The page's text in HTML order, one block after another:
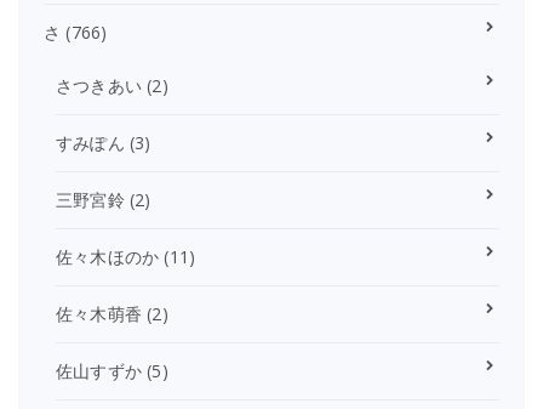
さ (766)
さつきあい (2)
すみぽん (3)
三野宮鈴(2)
佐々木ほのか (11)
佐々木萌香 (2)
佐山すずか (5)